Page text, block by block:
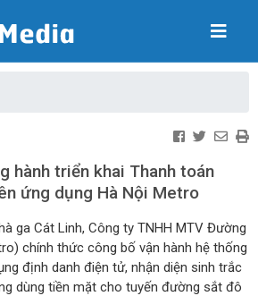
hành triển khai Thanh toán
ứng dụng Hà Nội Metro
ga Cát Linh, Công ty TNHH MTV Đường
chính thức công bố vận hành hệ thống
định danh điện tử, nhận diện sinh trắc
dùng tiền mặt cho tuyến đường sắt đô